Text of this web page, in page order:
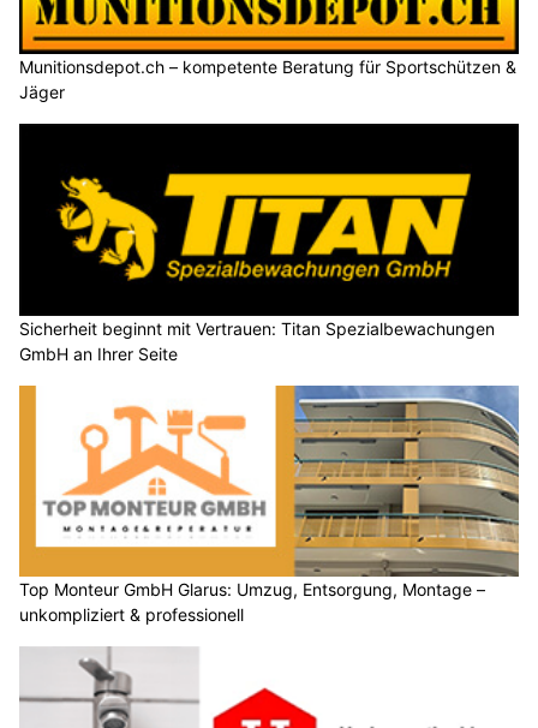
Munitionsdepot.ch – kompetente Beratung für Sportschützen &
Jäger
Sicherheit beginnt mit Vertrauen: Titan Spezialbewachungen
GmbH an Ihrer Seite
Top Monteur GmbH Glarus: Umzug, Entsorgung, Montage –
unkompliziert & professionell